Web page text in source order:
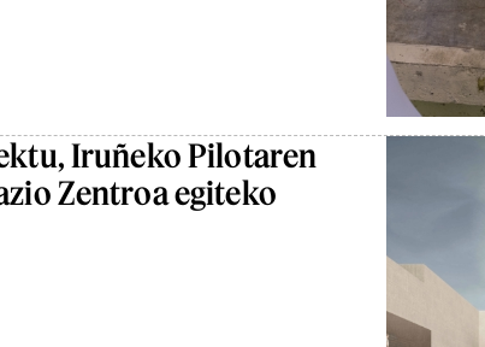
Iruñeko Pilotaren
Zentroa egiteko